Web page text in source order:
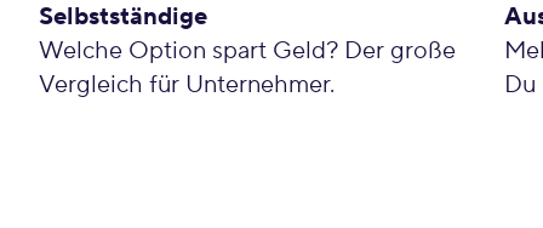
Selbstständige
Welche Option spart Geld? Der große
Vergleich für Unternehmer.